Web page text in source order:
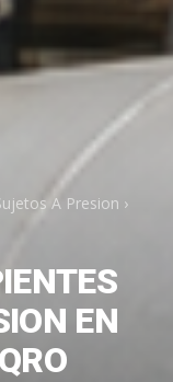
A Presion ›
EN